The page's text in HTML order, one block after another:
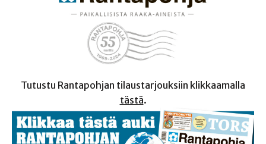
Tutustu Rantapohjan tilaustarjouksiin klikkaamalla
tästä.